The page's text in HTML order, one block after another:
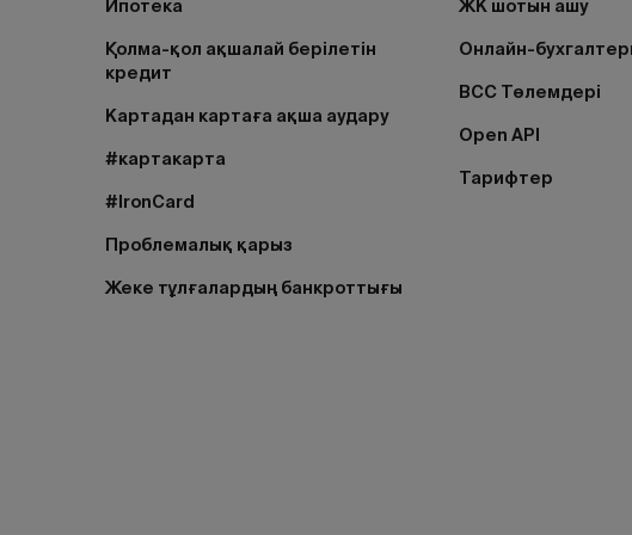
Ипотека
Қолма-қол ақшалай берілетін
кредит
Картадан картаға ақша аудару
#картакарта
#IronCard
Проблемалық қарыз
Жеке тұлғалардың банкроттығы
ЖК шотын ашу
Онлайн-
BCC Төлемдері
Open API
Тарифтер